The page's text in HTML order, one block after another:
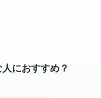
におすすめ？